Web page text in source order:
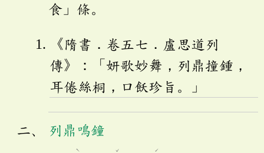
食」條。
《隋書．卷五七．盧思道列
傳》：「妍歌妙舞，列鼎撞鍾，
耳倦絲桐，口飫珍旨。」
列鼎鳴鐘
ˋ ˇ ˊ